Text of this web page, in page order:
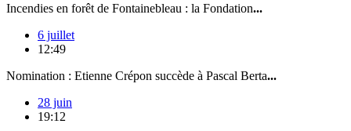
Incendies en forêt de Fontainebleau : la Fondation...
6 juillet
12:49
Nomination : Etienne Crépon succède à Pascal Berta...
28 juin
19:12